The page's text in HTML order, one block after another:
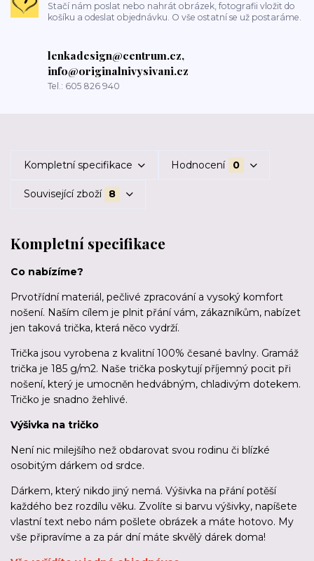
Stačí nám poslat nebo nahrát obrázek, fotografii vložit do
košíku a odeslat objednávku. O vše ostatní se už postaráme.
lenkadesign@centrum.cz,
info@originalnivysivani.cz
Tel.: 605 826 940
Kompletní specifikace Hodnocení 0
Související zboží 8
Kompletní specifikace
Co nabízíme?
Prvotřídní materiál, pečlivé zpracování a vysoký komfort
nošení. Naším cílem je plnit přání vám, zákazníkům, nabízet
jen taková trička, která něco vydrží.
Trička jsou vyrobena z kvalitní 100% česané bavlny. Gramáž
trička je 185 g/m2. Naše trička poskytují příjemný pocit při
nošení, který je umocněn hedvábným, chladivým dotekem.
Tričko je snadno žehlivé.
Výšivka na tričko
Není nic milejšího než obdarovat svou rodinu či blízké
osobitým dárkem od srdce.
Dárkem, který nikdo jiný nemá. Výšivka na přání potěší
každého bez rozdílu věku. Zvolíte si barvu výšivky, napíšete
vlastní text nebo nám pošlete obrázek a máte hotovo. My
vše připravíme a za pár dní máte skvělý dárek doma!